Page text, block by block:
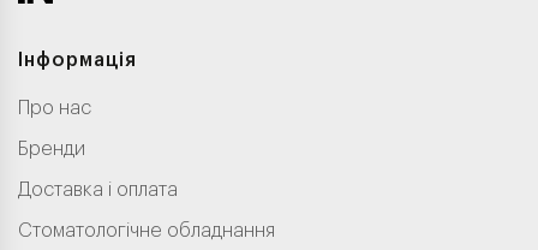
Інформація
Про нас
Бренди
Доставка і оплата
Стоматологічне обладнання